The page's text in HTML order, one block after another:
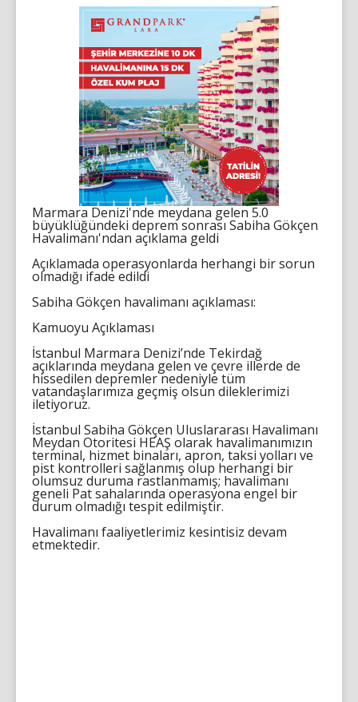
Marmara Denizi'nde meydana gelen 5.0
büyüklüğündeki deprem sonrası Sabiha Gökçen
Havalimanı'ndan açıklama geldi
Açıklamada operasyonlarda herhangi bir sorun
olmadığı ifade edildi
Sabiha Gökçen havalimanı açıklaması:
Kamuoyu Açıklaması
İstanbul Marmara Denizi’nde Tekirdağ
açıklarında meydana gelen ve çevre illerde de
hissedilen depremler nedeniyle tüm
vatandaşlarımıza geçmiş olsun dileklerimizi
iletiyoruz.
İstanbul Sabiha Gökçen Uluslararası Havalimanı
Meydan Otoritesi HEAŞ olarak havalimanımızın
terminal, hizmet binaları, apron, taksi yolları ve
pist kontrolleri sağlanmış olup herhangi bir
olumsuz duruma rastlanmamış; havalimanı
geneli Pat sahalarında operasyona engel bir
durum olmadığı tespit edilmiştir.
Havalimanı faaliyetlerimiz kesintisiz devam
etmektedir.